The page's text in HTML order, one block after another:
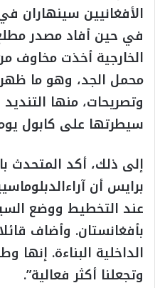
الأفغانيين سينهاران
في حين أفاد مصدر مطلع
الخارجية أخذت مخاوف
محمل الجد، وهو ما
وتصريحات، منها
سيطرتها على كابول
إلى ذلك، أكد المتحدث
برايس أن
عند التخطيط ووضع
بأفغانستان. وأضاف
الداخلية البناءة. إنها
وتجعلنا أكثر فعالية”.